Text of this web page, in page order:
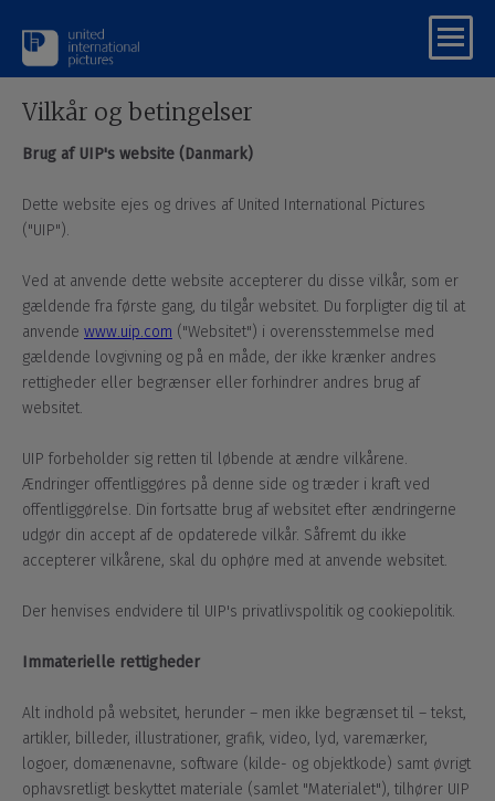
Vilkår og betingelser
Brug af UIP's website (Danmark)
Dette website ejes og drives af United International Pictures
("UIP").
Ved at anvende dette website accepterer du disse vilkår, som er
gældende fra første gang, du tilgår websitet. Du forpligter dig til at
anvende www.uip.com ("Websitet") i overensstemmelse med
gældende lovgivning og på en måde, der ikke krænker andres
rettigheder eller begrænser eller forhindrer andres brug af
websitet.
UIP forbeholder sig retten til løbende at ændre vilkårene.
Ændringer offentliggøres på denne side og træder i kraft ved
offentliggørelse. Din fortsatte brug af websitet efter ændringerne
udgør din accept af de opdaterede vilkår. Såfremt du ikke
accepterer vilkårene, skal du ophøre med at anvende websitet.
Der henvises endvidere til UIP's privatlivspolitik og cookiepolitik.
Immaterielle rettigheder
Alt indhold på websitet, herunder – men ikke begrænset til – tekst,
artikler, billeder, illustrationer, grafik, video, lyd, varemærker,
logoer, domænenavne, software (kilde- og objektkode) samt øvrigt
ophavsretligt beskyttet materiale (samlet "Materialet"), tilhører UIP